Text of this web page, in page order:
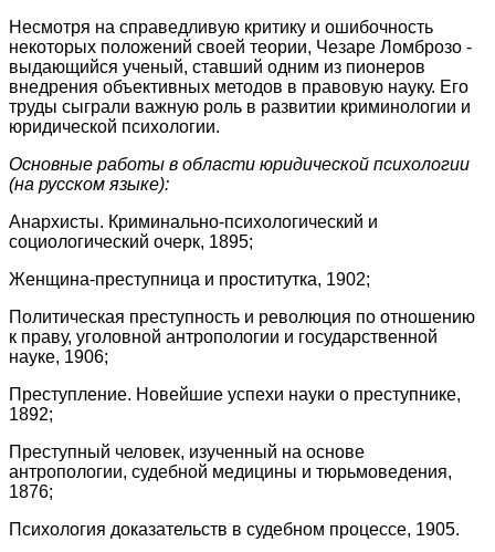
Несмотря на справедливую критику и ошибочность
некоторых положений своей теории, Чезаре Ломброзо -
выдающийся ученый, ставший одним из пионеров
внедрения объективных методов в правовую науку. Его
труды сыграли важную роль в развитии криминологии и
юридической психологии.
Основные работы в области юридической психологии
(на русском языке):
Анархисты. Криминально-психологический и
социологический очерк, 1895;
Женщина-преступница и проститутка, 1902;
Политическая преступность и революция по отношению
к праву, уголовной антропологии и государственной
науке, 1906;
Преступление. Новейшие успехи науки о преступнике,
1892;
Преступный человек, изученный на основе
антропологии, судебной медицины и тюрьмоведения,
1876;
Психология доказательств в судебном процессе, 1905.